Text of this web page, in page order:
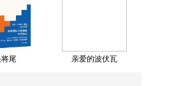
尾 亲爱的波伏瓦